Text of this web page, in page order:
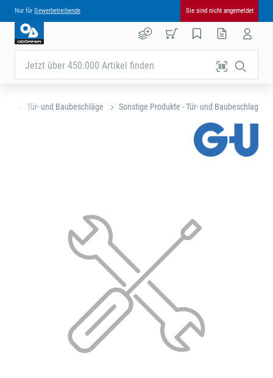
Nur für Gewerbetreibende Sie sind nicht angemeldet
Jetzt über 450.000 Artikel finden
Tür- und Baubeschläge Sonstige Produkte - Tür- und Baubeschlag